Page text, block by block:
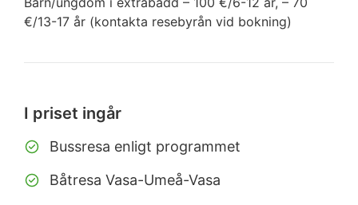
€/13-17 år (kontakta resebyrån vid bokning)
I priset ingår
Bussresa enligt programmet
Båtresa Vasa-Umeå-Vasa